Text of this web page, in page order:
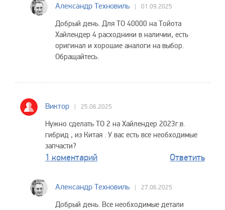
Александр Техновиль 01.09.2025
Добрый день. Для ТО 40000 на Тойота
Хайлендер 4 расходники в наличии, есть
оригинал и хорошие аналоги на выбор.
Обращайтесь.
Виктор 25.06.2025
Нужно сделать ТО 2 на Хайлендер 2023г.в.
гибрид , из Китая . У вас есть все необходимые
запчасти?
1 коментарий Ответить
Александр Техновиль 27.06.2025
Добрый день. Все необходимые детали